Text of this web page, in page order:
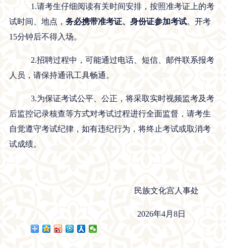
1.请考生仔细阅读有关时间安排，按照准考证上的考
试时间、地点， 务必携带准考证、身份证参加考试。开考
15分钟后不得入场。
2.招聘过程中，可能通过电话、短信、邮件联系报考
人员，请保持通讯工具畅通。
3.为保证考试公平、公正，将采取实时视频监考及考
后监控记录核查等方式对考试过程进行全面监督，请考生
自觉遵守考试纪律，如有违纪行为，将终止考试或取消考
试成绩。
民族文化宫人事处
2026年4月8日